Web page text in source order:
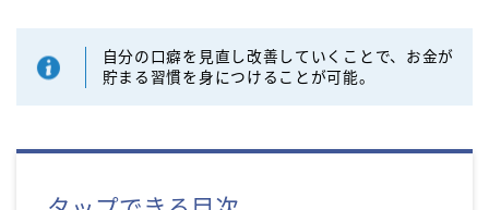
自分の口癖を見直し改善していくことで、お金が
貯まる習慣を身につけることが可能。